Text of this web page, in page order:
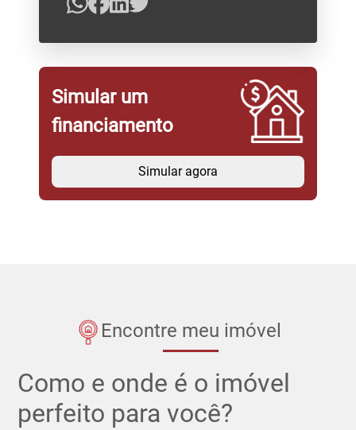
Simular um
financiamento
Simular agora
Encontre meu imóvel
Como e onde é o imóvel
perfeito para você?